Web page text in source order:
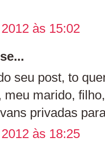
às 15:02
seu post, to
meu marido,
privadas
às 18:25